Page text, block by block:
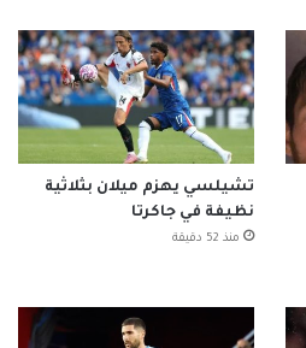
تشيلسي يهزم ميلان بثلاثية
نظيفة في جاكرتا
منذ 52 دقيقة